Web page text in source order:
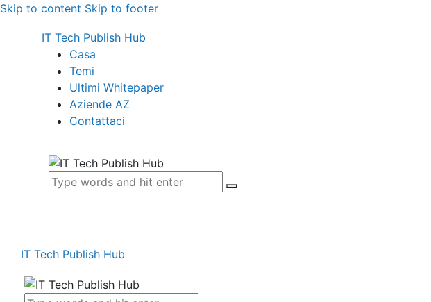
Skip to content Skip to footer
IT Tech Publish Hub
Casa
Temi
Ultimi Whitepaper
Aziende AZ
Contattaci
IT Tech Publish Hub